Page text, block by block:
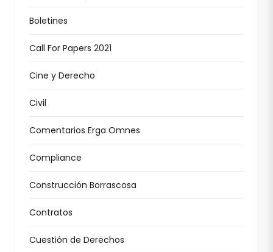
Boletines
Call For Papers 2021
Cine y Derecho
Civil
Comentarios Erga Omnes
Compliance
Construcción Borrascosa
Contratos
Cuestión de Derechos